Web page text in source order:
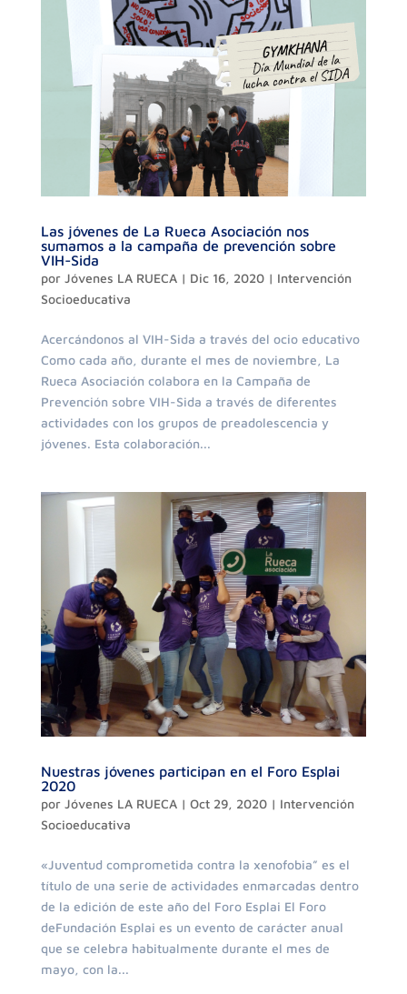
Las jóvenes de La Rueca Asociación nos
sumamos a la campaña de prevención sobre
VIH-Sida
por Jóvenes LA RUECA| Dic 16, 2020| Intervención
Socioeducativa
Acercándonos al VIH-Sida a través del ocio educativo
Como cada año, durante el mes de noviembre, La
Rueca Asociación colabora en la Campaña de
Prevención sobre VIH-Sida a través de diferentes
actividades con los grupos de preadolescencia y
jóvenes. Esta colaboración...
Nuestras jóvenes participan en el Foro Esplai
2020
por Jóvenes LA RUECA| Oct 29, 2020| Intervención
Socioeducativa
«Juventud comprometida contra la xenofobia” es el
título de una serie de actividades enmarcadas dentro
de la edición de este año del Foro Esplai El Foro
deFundación Esplai es un evento de carácter anual
que se celebra habitualmente durante el mes de
mayo, con la...